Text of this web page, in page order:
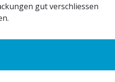
gut verschliessen